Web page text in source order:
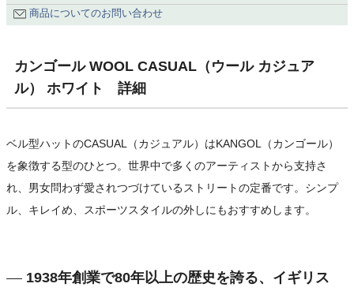
商品についてのお問い合わせ
カンゴール WOOL CASUAL（ウール カジュア
ル） ホワイト 詳細
ベル型ハットのCASUAL（カジュアル）はKANGOL（カンゴール）
を象徴する型のひとつ。世界中で多くのアーティストから支持さ
れ、男女問わず愛されつづけているストリートの定番です。シンプ
ル、キレイめ、スポーツスタイルの外しにもおすすめします。
1938年創業で80年以上の歴史を誇る、イギリス